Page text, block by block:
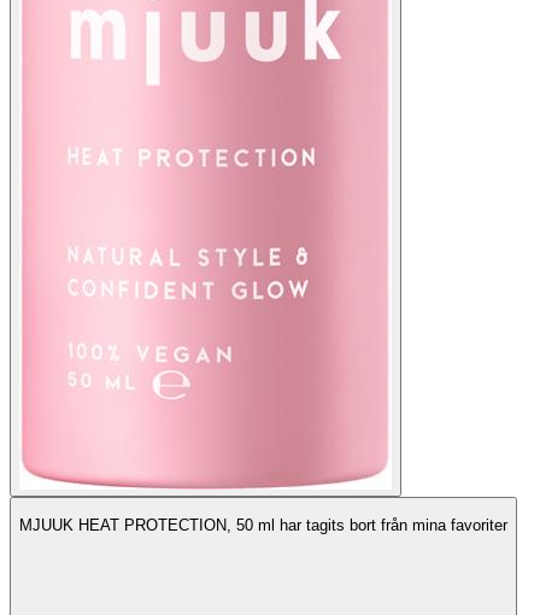
MJUUK HEAT PROTECTION, 50 ml har tagits bort från mina favoriter